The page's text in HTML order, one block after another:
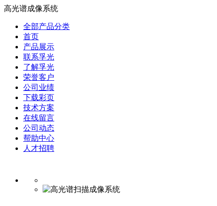
高光谱成像系统
全部产品分类
首页
产品展示
联系孚光
了解孚光
荣誉客户
公司业绩
下载彩页
技术方案
在线留言
公司动态
帮助中心
人才招聘